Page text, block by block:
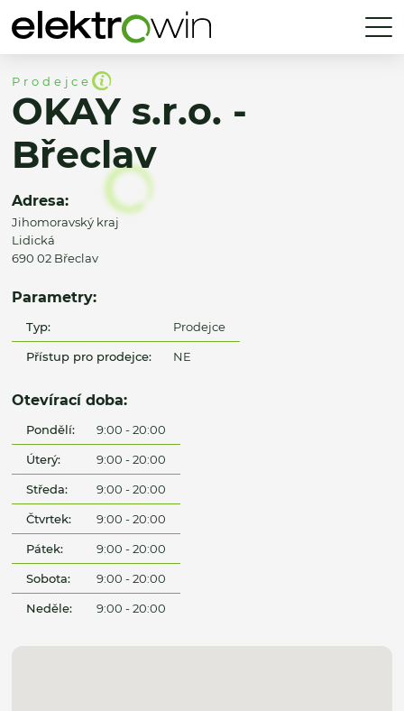
Prodejce
OKAY s.r.o. -
Břeclav
Adresa:
Jihomoravský kraj
Lidická
690 02 Břeclav
Parametry:
Typ: Prodejce
Přístup pro prodejce: NE
Otevírací doba:
Pondělí: 9:00 - 20:00
Úterý: 9:00 - 20:00
Středa: 9:00 - 20:00
Čtvrtek: 9:00 - 20:00
Pátek: 9:00 - 20:00
Sobota: 9:00 - 20:00
Neděle: 9:00 - 20:00